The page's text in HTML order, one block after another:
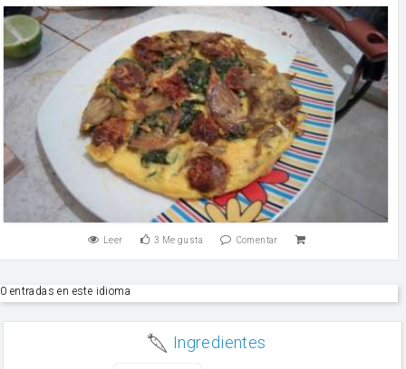
Leer 3 Me gusta Comentar
0 entradas en este idioma
Ingredientes